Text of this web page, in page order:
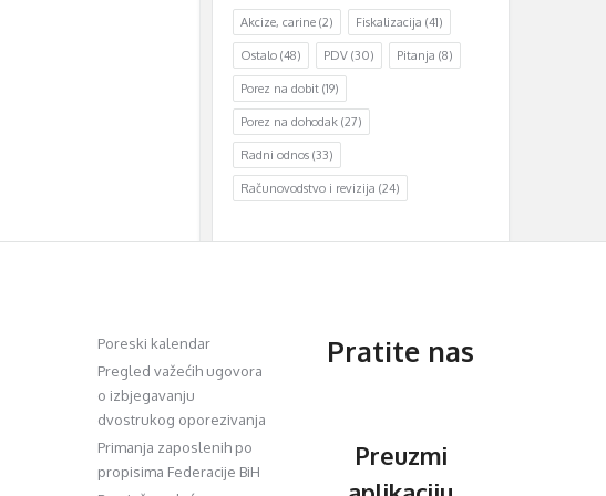
Akcize, carine (2) Fiskalizacija (41)
Ostalo (48) PDV (30) Pitanja (8)
Porez na dobit (19)
Porez na dohodak (27)
Radni odnos (33)
Računovodstvo i revizija (24)
Poreski kalendar
Pregled važećih ugovora
o izbjegavanju
dvostrukog oporezivanja
Primanja zaposlenih po
propisima Federacije BiH
Pratite nas
Preuzmi